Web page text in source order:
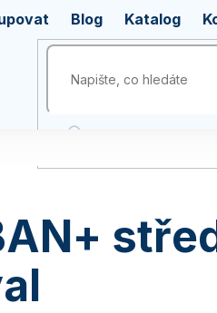
Blog Katalog